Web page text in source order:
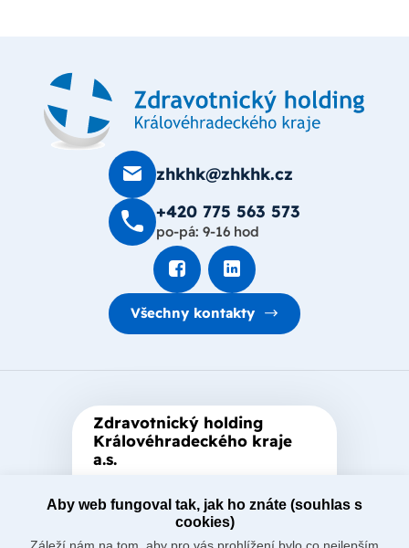
zhkhk@zhkhk.cz
+420 775 563 573
po-pá: 9-16 hod
Všechny kontakty
Zdravotnický holding
Královéhradeckého kraje
a.s.
založená Královéhradeckým
krajem, který je jediným
Aby web fungoval tak, jak ho znáte (souhlas s
cookies)